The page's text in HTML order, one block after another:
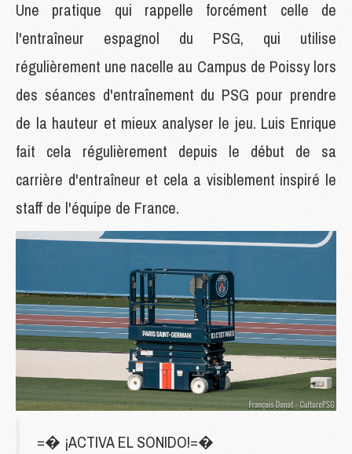
Une pratique qui rappelle forcément celle de
l'entraîneur espagnol du PSG, qui utilise
régulièrement une nacelle au Campus de Poissy lors
des séances d'entraînement du PSG pour prendre
de la hauteur et mieux analyser le jeu. Luis Enrique
fait cela régulièrement depuis le début de sa
carrière d'entraîneur et cela a visiblement inspiré le
staff de l'équipe de France.
=� ¡ACTIVA EL SONIDO!=�